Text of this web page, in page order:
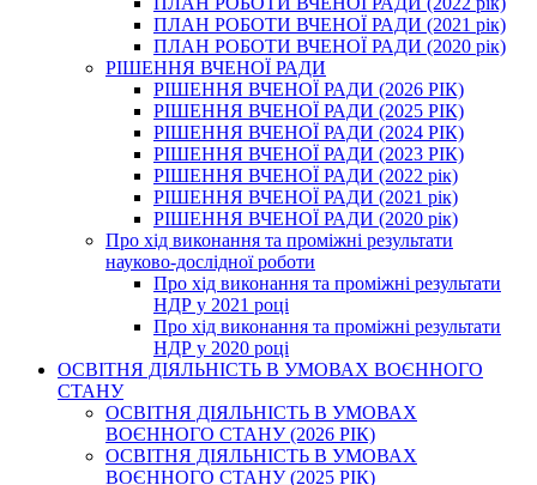
ПЛАН РОБОТИ ВЧЕНОЇ РАДИ (2021 рік)
ПЛАН РОБОТИ ВЧЕНОЇ РАДИ (2020 рік)
РІШЕННЯ ВЧЕНОЇ РАДИ
РІШЕННЯ ВЧЕНОЇ РАДИ (2026 РІК)
РІШЕННЯ ВЧЕНОЇ РАДИ (2025 РІК)
РІШЕННЯ ВЧЕНОЇ РАДИ (2024 РІК)
РІШЕННЯ ВЧЕНОЇ РАДИ (2023 РІК)
РІШЕННЯ ВЧЕНОЇ РАДИ (2022 рік)
РІШЕННЯ ВЧЕНОЇ РАДИ (2021 рік)
РІШЕННЯ ВЧЕНОЇ РАДИ (2020 рік)
Про хід виконання та проміжні результати
науково-дослідної роботи
Про хід виконання та проміжні результати
НДР у 2021 році
Про хід виконання та проміжні результати
НДР у 2020 році
ОСВІТНЯ ДІЯЛЬНІСТЬ В УМОВАХ ВОЄННОГО
СТАНУ
ОСВІТНЯ ДІЯЛЬНІСТЬ В УМОВАХ
ВОЄННОГО СТАНУ (2026 РІК)
ОСВІТНЯ ДІЯЛЬНІСТЬ В УМОВАХ
ВОЄННОГО СТАНУ (2025 РІК)